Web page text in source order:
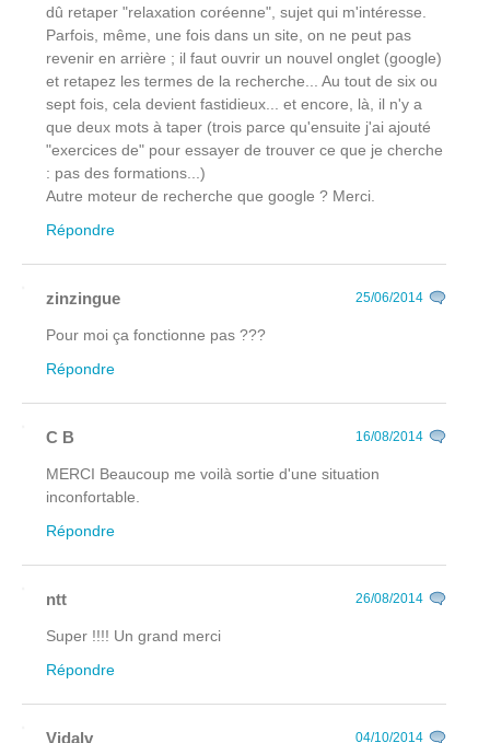
dû retaper "relaxation coréenne", sujet qui m'intéresse.
Parfois, même, une fois dans un site, on ne peut pas
revenir en arrière ; il faut ouvrir un nouvel onglet (google)
et retapez les termes de la recherche... Au tout de six ou
sept fois, cela devient fastidieux... et encore, là, il n'y a
que deux mots à taper (trois parce qu'ensuite j'ai ajouté
"exercices de" pour essayer de trouver ce que je cherche
: pas des formations...)
Autre moteur de recherche que google ? Merci.
Répondre
zinzingue 25/06/2014
Pour moi ça fonctionne pas ???
Répondre
C B 16/08/2014
MERCI Beaucoup me voilà sortie d'une situation
inconfortable.
Répondre
ntt 26/08/2014
Super !!!! Un grand merci
Répondre
Vidalv 04/10/2014